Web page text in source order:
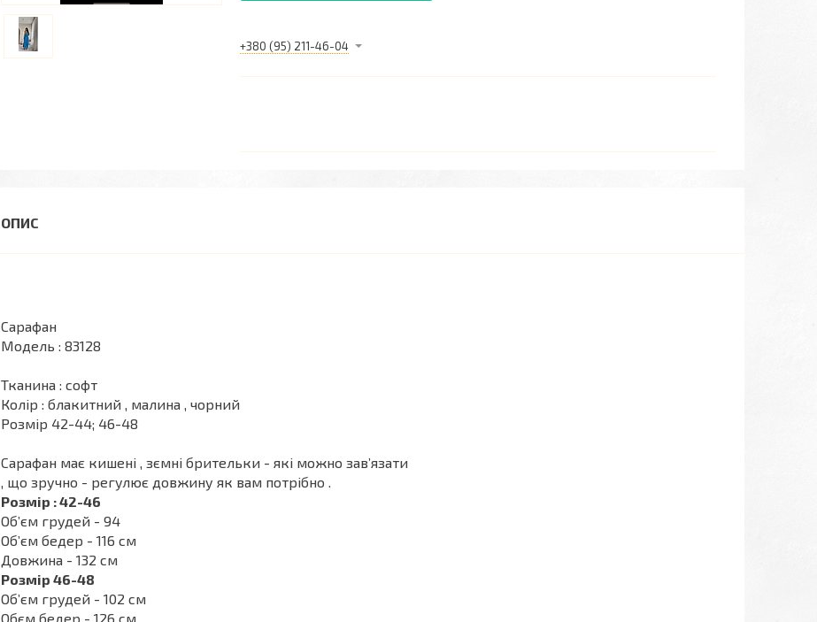
+380 (95) 211-46-04
Сарафан
Модель : 83128
Тканина : софт
Колір : блакитний , малина , чорний
Розмір 42-44; 46-48
Сарафан має кишені , зємні брительки - які можно завʼязати
, що зручно - регулює довжину як вам потрібно .
Розмір : 42-46
Обʼєм грудей - 94
Обʼєм бедер - 116 см
Довжина - 132 см
Розмір 46-48
Обʼєм грудей - 102 см
Обєм бедер - 126 см